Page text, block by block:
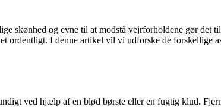
skønhed og evne til at modstå vejrforholdene gør det
ordentligt. I denne artikel vil vi udforske de forskellige
ved hjælp af en blød børste eller en fugtig klud.